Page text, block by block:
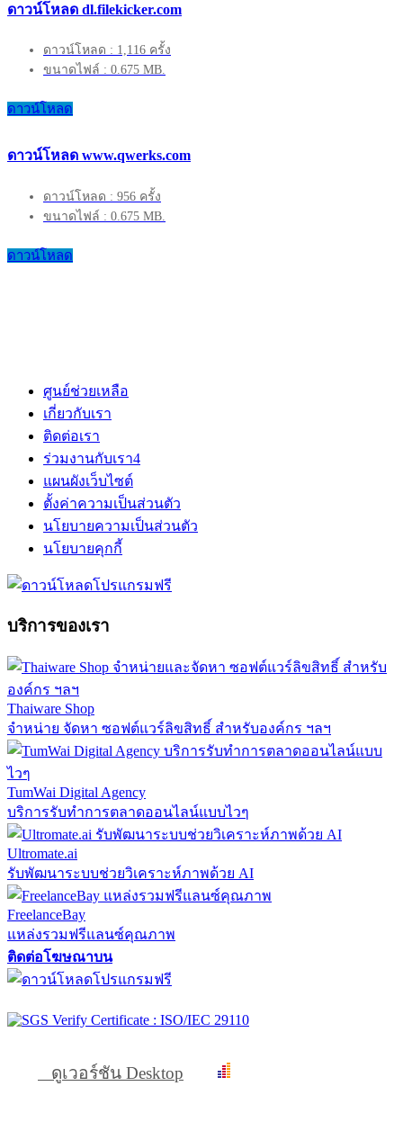
ดาวน์โหลด dl.filekicker.com
ดาวน์โหลด : 1,116 ครั้ง
ขนาดไฟล์ : 0.675 MB.
ดาวน์โหลด
ดาวน์โหลด www.qwerks.com
ดาวน์โหลด : 956 ครั้ง
ขนาดไฟล์ : 0.675 MB.
ดาวน์โหลด
ศูนย์ช่วยเหลือ
เกี่ยวกับเรา
ติดต่อเรา
ร่วมงานกับเรา4
แผนผังเว็บไซต์
ตั้งค่าความเป็นส่วนตัว
นโยบายความเป็นส่วนตัว
นโยบายคุกกี้
บริการของเรา
Thaiware Shop
จำหน่าย จัดหา ซอฟต์แวร์ลิขสิทธิ์ สำหรับองค์กร ฯลฯ
TumWai Digital Agency
บริการรับทำการตลาดออนไลน์แบบไวๆ
Ultromate.ai
รับพัฒนาระบบช่วยวิเคราะห์ภาพด้วย AI
FreelanceBay
แหล่งรวมฟรีแลนซ์คุณภาพ
ติดต่อโฆษณาบน
ดูเวอร์ชัน Desktop